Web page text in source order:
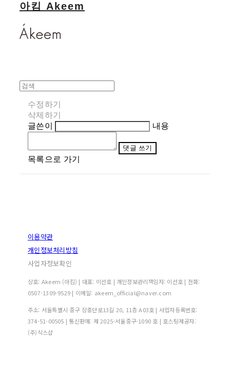
아킴 Akeem
수정하기
삭제하기
글쓴이
내용
댓글 쓰기
목록으로 가기
이용약관
개인정보처리방침
사업자정보확인
상호: Akeem (아킴) | 대표: 이선호 | 개인정보관리책임자: 이선호 | 전화:
0507-1309-9529 | 이메일: akeem_official@naver.com
주소: 서울특별시 중구 장충단로13길 20, 11층 A03호 | 사업자등록번호:
374-51-00505 | 통신판매: 제 2025-서울중구-1090 호 | 호스팅제공자:
(주)식스샵